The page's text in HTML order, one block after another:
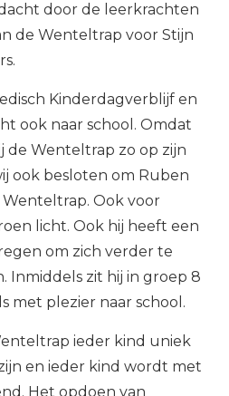
door de leerkrachten
de Wenteltrap voor Stijn
Kinderdagverblijf en
ook naar school. Omdat
de Wenteltrap zo op zijn
ook besloten om Ruben
Ook voor
licht. Ook hij heeft een
om zich verder te
Inmiddels zit hij in groep 8
met plezier naar school.
ieder kind uniek
en ieder kind wordt met
Het opdoen van